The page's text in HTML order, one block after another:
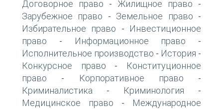
Договорное право - Жилищное право -
Зарубежное право - Земельное право -
Избирательное право -
Инвестиционное
право - Информационное право -
Исполнительное производство - История -
Конкурсное право -
Конституционное
право - Корпоративное право -
Криминалистика - Криминология -
Медицинское право -
Международное